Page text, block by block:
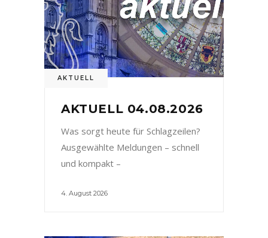
AKTUELL
AKTUELL 04.08.2026
Was sorgt heute für Schlagzeilen?
Ausgewählte Meldungen – schnell
und kompakt –
4. August 2026